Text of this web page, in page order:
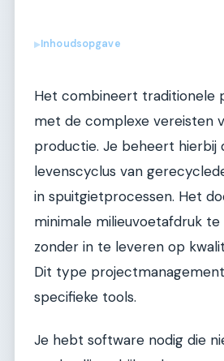
▶Inhoudsopgave
Het combineert traditionele
met de complexe vereisten
productie. Je beheert hierbij
levenscyclus van
in spuitgietprocessen. Het
minimale milieuvoetafdruk te
zonder in te leveren op
Dit type
specifieke tools.
Je hebt software nodig die